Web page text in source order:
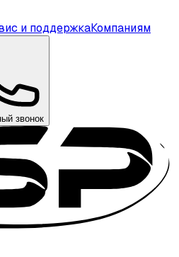
и поддержкаКомпаниям
звонок